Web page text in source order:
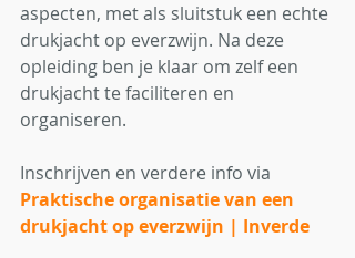
aspecten, met als sluitstuk een echte
drukjacht op everzwijn. Na deze
opleiding ben je klaar om zelf een
drukjacht te faciliteren en
organiseren.
Inschrijven en verdere info via
Praktische organisatie van een
drukjacht op everzwijn | Inverde